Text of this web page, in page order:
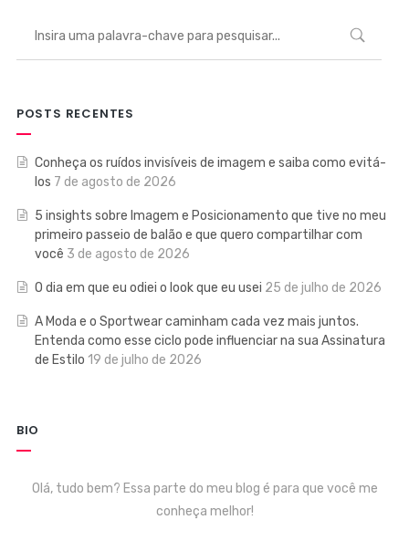
POSTS RECENTES
Conheça os ruídos invisíveis de imagem e saiba como evitá-
los 7 de agosto de 2026
5 insights sobre Imagem e Posicionamento que tive no meu
primeiro passeio de balão e que quero compartilhar com
você 3 de agosto de 2026
O dia em que eu odiei o look que eu usei 25 de julho de 2026
A Moda e o Sportwear caminham cada vez mais juntos.
Entenda como esse ciclo pode influenciar na sua Assinatura
de Estilo 19 de julho de 2026
BIO
Olá, tudo bem? Essa parte do meu blog é para que você me
conheça melhor!